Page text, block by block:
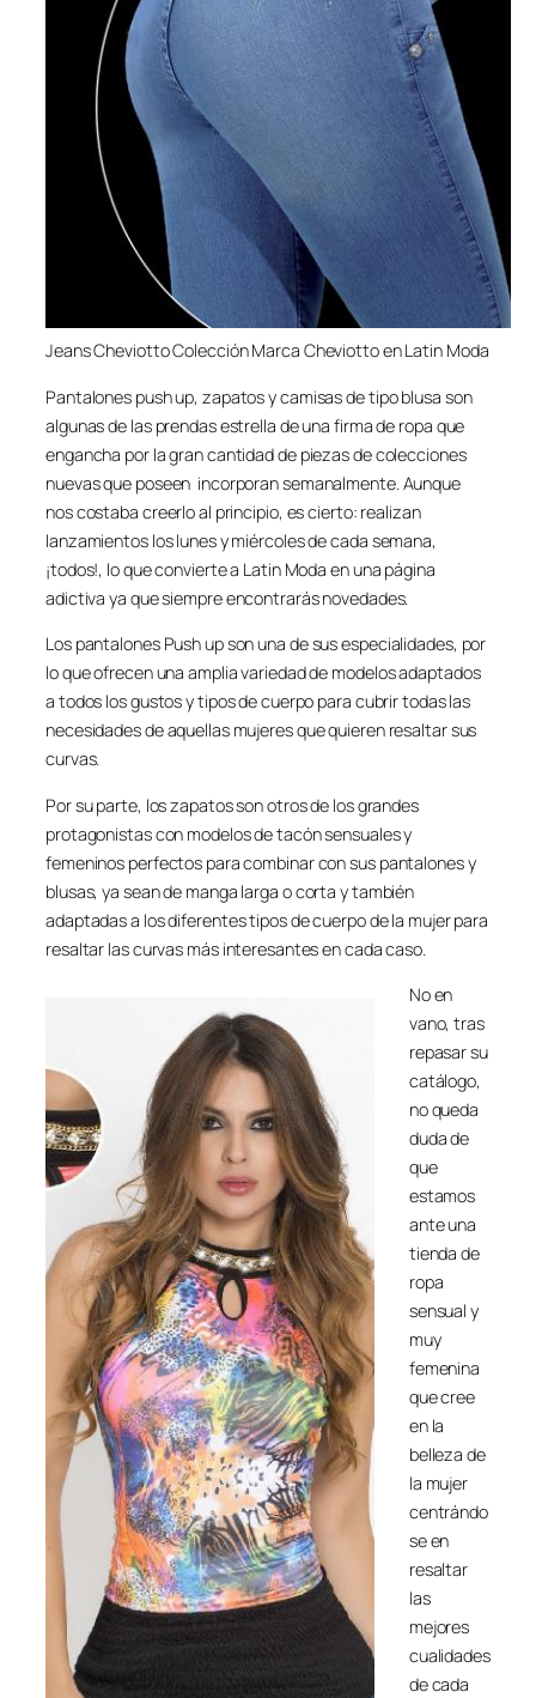
Jeans Cheviotto Colección Marca Cheviotto en Latin Moda
Pantalones push up, zapatos y camisas de tipo blusa son
algunas de las prendas estrella de una firma de ropa que
engancha por la gran cantidad de piezas de colecciones
nuevas que poseen incorporan semanalmente. Aunque
nos costaba creerlo al principio, es cierto: realizan
lanzamientos los lunes y miércoles de cada semana,
¡todos!, lo que convierte a Latin Moda en una página
adictiva ya que siempre encontrarás novedades.
Los pantalones Push up son una de sus especialidades, por
lo que ofrecen una amplia variedad de modelos adaptados
a todos los gustos y tipos de cuerpo para cubrir todas las
necesidades de aquellas mujeres que quieren resaltar sus
curvas.
Por su parte, los zapatos son otros de los grandes
protagonistas con modelos de tacón sensuales y
femeninos perfectos para combinar con sus pantalones y
blusas, ya sean de manga larga o corta y también
adaptadas a los diferentes tipos de cuerpo de la mujer para
resaltar las curvas más interesantes en cada caso.
No en
vano, tras
repasar su
catálogo,
no queda
duda de
que
estamos
ante una
tienda de
ropa
sensual y
muy
femenina
que cree
en la
belleza de
la mujer
centrándo
se en
resaltar
las
mejores
cualidades
de cada